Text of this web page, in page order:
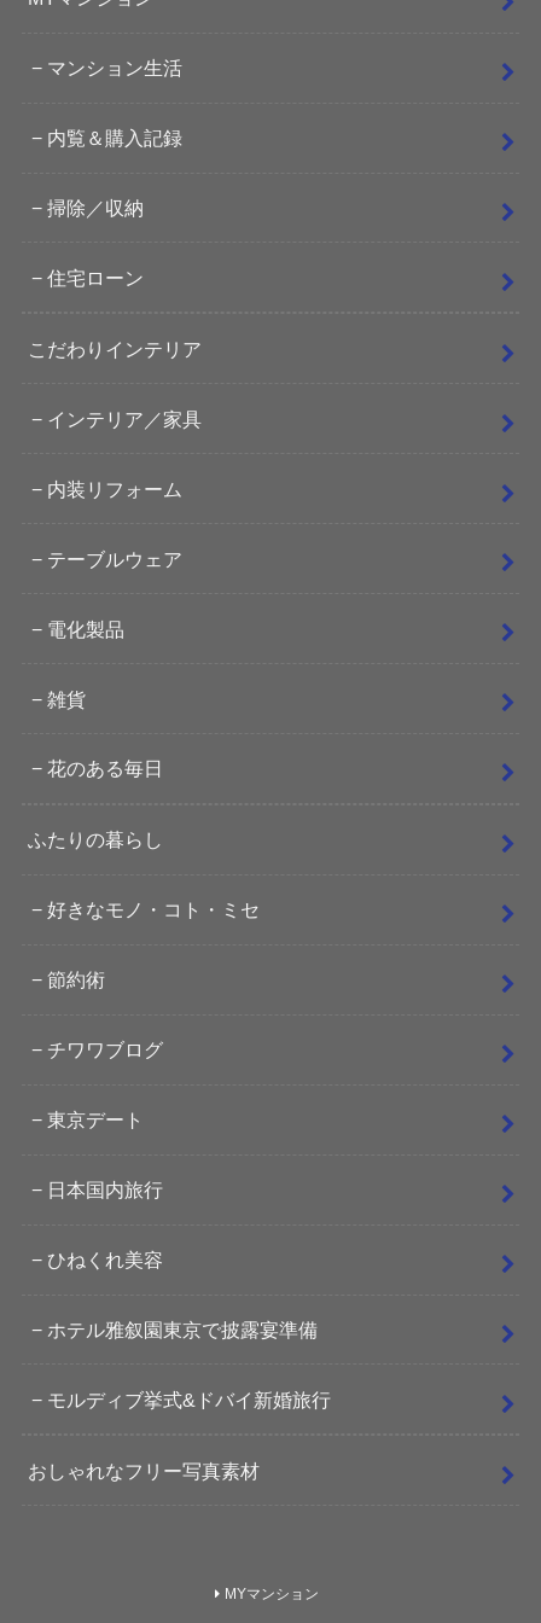
マンション生活
内覧＆購入記録
掃除／収納
住宅ローン
こだわりインテリア
インテリア／家具
内装リフォーム
テーブルウェア
電化製品
雑貨
花のある毎日
ふたりの暮らし
好きなモノ・コト・ミセ
節約術
チワワブログ
東京デート
日本国内旅行
ひねくれ美容
ホテル雅叙園東京で披露宴準備
モルディブ挙式&ドバイ新婚旅行
おしゃれなフリー写真素材
MYマンション